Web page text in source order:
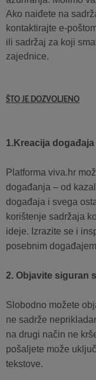
Ako naiđete na
kontaktirajte e-
ili sadržaj za koji
zajednice.
ŠTO JE DOZVOLJENO
1.Kreacija
Platforma viva.hr
događanja – od
događaja i svega
korištenje sadržaja
ideje. Izrazite se i
posebnim
2. Objavite siguran
Slobodno možete
ne sadrže
na drugi način ne
pošaljete može
tekstove.